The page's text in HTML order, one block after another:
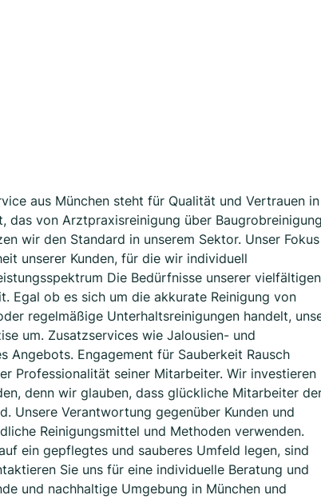
aus München steht für Qualität und Vertrauen in
das von Arztpraxisreinigung über Baugrobreinigung
wir den Standard in unserem Sektor. Unser Fokus
unserer Kunden, für die wir individuell
Die Bedürfnisse unserer vielfältigen
Egal ob es sich um die akkurate Reinigung von
regelmäßige Unterhaltsreinigungen handelt,
um. Zusatzservices wie Jalousien- und
Angebots. Engagement für Sauberkeit Rausch
Professionalität seiner Mitarbeiter. Wir investieren
denn wir glauben, dass glückliche Mitarbeiter
Unsere Verantwortung gegenüber Kunden und
Reinigungsmittel und Methoden verwenden.
ein gepflegtes und sauberes Umfeld legen, sind
Sie uns für eine individuelle Beratung und
und nachhaltige Umgebung in München und